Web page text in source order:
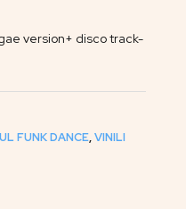
version+ disco track-
FUNK DANCE,VINILI